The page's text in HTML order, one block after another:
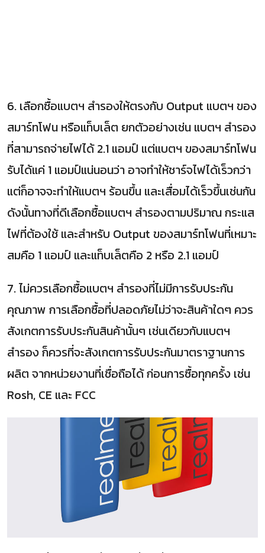
6. เลือกซื้อแบตฯ สำรองให้ตรงกับ Output แบตฯ ของ
สมาร์ทโฟน หรือแท็บเล็ต ยกตัวอย่างเช่น แบตฯ สำรอง
ที่สามารถจ่ายไฟได้ 2.1 แอมป์ แต่แบตฯ ของสมาร์ทโฟน
รับได้แค่ 1 แอมป์แน่นอนว่า อาจทำให้ชาร์จไฟได้เร็วกว่า
แต่ก็อาจจะทำให้แบตฯ ร้อนขึ้น และเสื่อมได้เร็วขึ้นเช่นกัน
ดังนั้นทางที่ดีเลือกซื้อแบตฯ สำรองตามปริมาณ กระแส
ไฟที่ต้องใช้ และสำหรับ Output ของสมาร์ทโฟนที่เหมาะ
สมคือ 1 แอมป์ และแท็บเล็ตคือ 2 หรือ 2.1 แอมป์
7. ไม่ควรเลือกซื้อแบตฯ สำรองที่ไม่มีการรับประกัน
คุณภาพ การเลือกซื้อที่ปลอดภัยไม่ว่าจะสินค้าใดๆ ควร
สังเกตการรับประกันสินค้านั้นๆ เช่นเดียวกับแบตฯ
สำรอง ก็ควรที่จะสังเกตการรับประกันมาตราฐานการ
ผลิต จากหน่วยงานที่เชื่อถือได้ ก่อนการซื้อทุกครั้ง เช่น
Rosh, CE และ FCC